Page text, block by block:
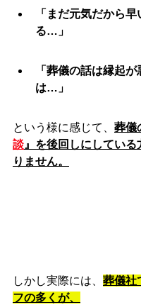
「まだ元気だから
る…」
「葬儀の話は縁起
は…」
という様に感じて、 葬儀
談』を後回しにしている
りません。
しかし実際には、 葬儀社
フの多くが、